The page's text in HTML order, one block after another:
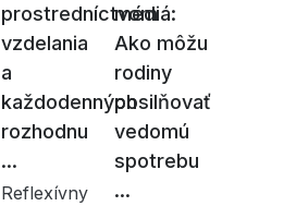
prostredníctvom
vzdelania
a
každodenných
rozhodnu
...
Reflexívny
médiá:
Ako môžu
rodiny
posilňovať
vedomú
spotrebu
...